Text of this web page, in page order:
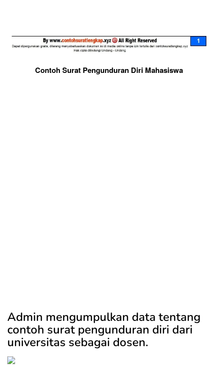
Contoh Surat Pengunduran Diri Mahasiswa
Admin mengumpulkan data tentang
contoh surat pengunduran diri dari
universitas sebagai dosen.